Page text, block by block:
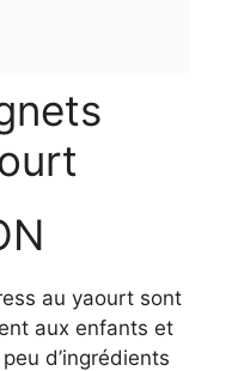
au yaourt sont
aux enfants et
d’ingrédients